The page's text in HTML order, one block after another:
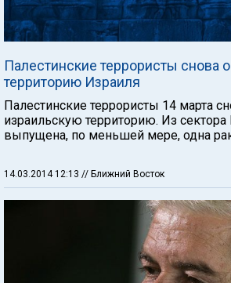
Палестинские террористы снова
территорию Израиля
Палестинские террористы 14 марта
израильскую территорию. Из
выпущена, по меньшей мере, одна
14.03.2014 12:13 // Ближний Восток